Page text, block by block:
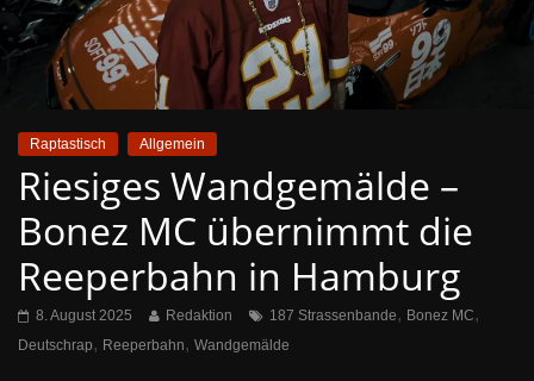
Raptastisch Allgemein
Riesiges Wandgemälde –
Bonez MC übernimmt die
Reeperbahn in Hamburg
8. August 2025 Redaktion 187 Strassenbande, Bonez MC,
Deutschrap, Reeperbahn, Wandgemälde